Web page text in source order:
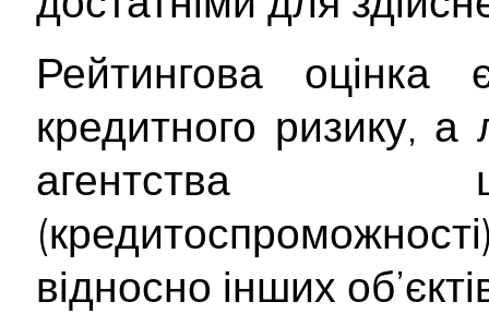
Рейтингова
кредитного ризику,
агентства
відносно інших